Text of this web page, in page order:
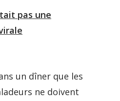
pas une
un dîner que les
ne doivent